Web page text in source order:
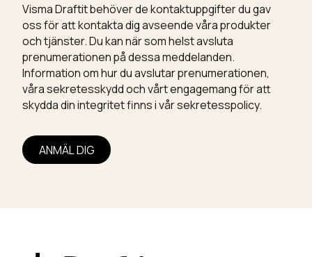
Visma Draftit behöver de kontaktuppgifter du gav
oss för att kontakta dig avseende våra produkter
och tjänster. Du kan när som helst avsluta
prenumerationen på dessa meddelanden.
Information om hur du avslutar prenumerationen,
våra sekretesskydd och vårt engagemang för att
skydda din integritet finns i vår sekretesspolicy.